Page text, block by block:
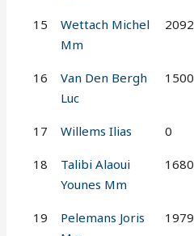
15
Wettach Michel
Mm
2092
16
Van Den Bergh
Luc
1500
17 Willems Ilias 0
18
Talibi Alaoui
Younes Mm
1680
19
Pelemans Joris
1979